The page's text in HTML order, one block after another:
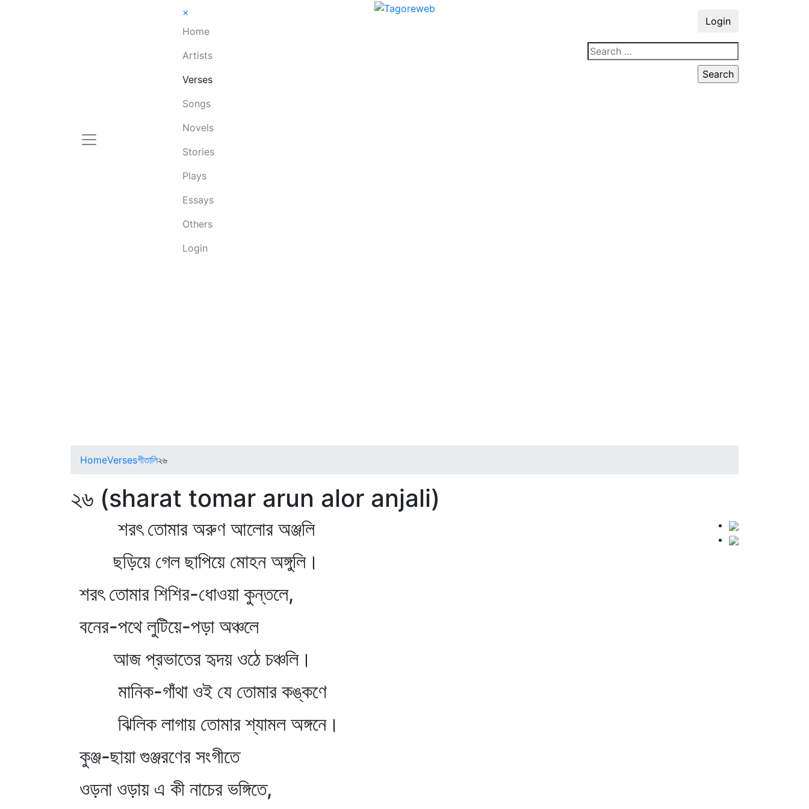
×
Home
Artists
Verses
Songs
Novels
Stories
Plays
Essays
Others
Login
Login
HomeVersesগীতালি২৬
২৬ (sharat tomar arun alor anjali)
শরৎ তোমার অরুণ আলোর অঞ্জলি
ছড়িয়ে গেল ছাপিয়ে মোহন অঙ্গুলি।
শরৎ তোমার শিশির-ধোওয়া কুন্তলে,
বনের-পথে লুটিয়ে-পড়া অঞ্চলে
আজ প্রভাতের হৃদয় ওঠে চঞ্চলি।
মানিক-গাঁথা ওই যে তোমার কঙ্কণে
ঝিলিক লাগায় তোমার শ্যামল অঙ্গনে।
কুঞ্জ-ছায়া গুঞ্জরণের সংগীতে
ওড়না ওড়ায় এ কী নাচের ভঙ্গিতে,